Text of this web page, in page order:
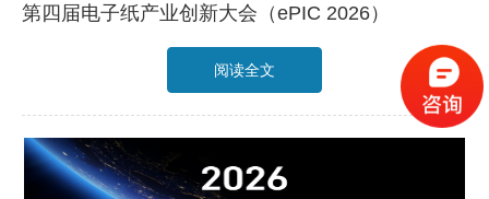
第四届电子纸产业创新大会（ePIC 2026）
阅读全文